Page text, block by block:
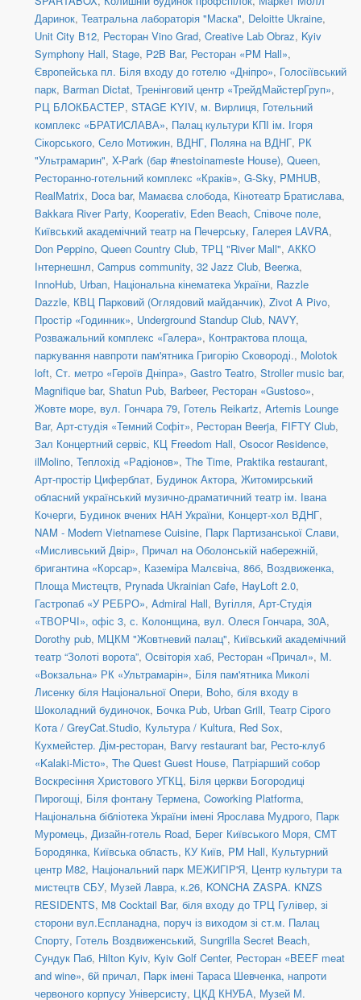
Даринок, Театральна лабораторія "Маска", Deloitte Ukraine,
Unit City B12, Ресторан Vino Grad, Creative Lab Obraz, Kyiv
Symphony Hall, Stage, P2B Bar, Ресторан «PM Hall»,
Європейська пл. Біля входу до готелю «Дніпро», Голосіївський
парк, Barman Dictat, Тренінговий центр «ТрейдМайстерГруп»,
РЦ БЛОКБАСТЕР, STAGE KYIV, м. Вирлиця, Готельний
комплекс «БРАТИСЛАВА», Палац культури КПІ ім. Ігоря
Сікорського, Село Мотижин, ВДНГ, Поляна на ВДНГ, РК
"Ультрамарин", X-Park (бар #nestoinameste House), Queen,
Ресторанно-готельний комплекс «Краків», G-Sky, PMHUB,
RealMatrix, Doca bar, Мамаєва слобода, Кінотеатр Братислава,
Bakkara River Party, Kooperativ, Eden Beach, Співоче поле,
Київський академічний театр на Печерську, Галерея LAVRA,
Don Peppino, Queen Country Club, ТРЦ "River Mall", АККО
Інтернешнл, Campus community, 32 Jazz Club, Beerжа,
InnoHub, Urban, Національна кінематека України, Razzle
Dazzle, КВЦ Парковий (Оглядовий майданчик), Zivot A Pivo,
Простір «Годинник», Underground Standup Club, NAVY,
Розважальний комплекс «Галера», Контрактова площа,
паркування навпроти пам'ятника Григорію Сковороді., Molotok
loft, Ст. метро «Героїв Дніпра», Gastro Teatro, Stroller music bar,
Magnifique bar, Shatun Pub, Barbeer, Ресторан «Gustoso»,
Жовте море, вул. Гончара 79, Готель Reikartz, Artemis Lounge
Bar, Арт-студія «Темний Софіт», Ресторан Beerja, FIFTY Club,
Зал Концертний сервіс, КЦ Freedom Hall, Osocor Residence,
ilMolino, Теплохід «Радіонов», The Time, Praktika restaurant,
Арт-простір Циферблат, Будинок Актора, Житомирський
обласний український музично-драматичний театр ім. Івана
Кочерги, Будинок вчених НАН України, Концерт-хол ВДНГ,
NAM - Modern Vietnamese Cuisine, Парк Партизанської Слави,
«Мисливський Двір», Причал на Оболонській набережній,
бригантина «Корсар», Каземіра Малєвіча, 86б, Воздвиженка,
Площа Мистецтв, Prynada Ukrainian Cafe, HayLoft 2.0,
Гастропаб «У РЕБРО», Admiral Hall, Вугілля, Арт-Студія
«ТВОРЧІ», офіс 3, с. Колонщина, вул. Олеся Гончара, 30А,
Dorothy pub, МЦКМ "Жовтневий палац", Київський академічний
театр “Золоті ворота”, Освіторія хаб, Ресторан «Причал», М.
«Вокзальна» РК «Ультрамарін», Біля пам'ятника Миколі
Лисенку біля Національної Опери, Boho, біля входу в
Шоколадний будиночок, Бочка Pub, Urban Grill, Театр Сірого
Кота / GreyCat.Studio, Культура / Kultura, Red Sox,
Кухмейстер. Дім-ресторан, Barvy restaurant bar, Ресто-клуб
«Kalaki-Місто», The Quest Guest House, Патріарший собор
Воскресіння Христового УГКЦ, Біля церкви Богородиці
Пирогощі, Біля фонтану Термена, Coworking Platforma,
Національна бібліотека України імені Ярослава Мудрого, Парк
Муромець, Дизайн-готель Road, Берег Київського Моря, СМТ
Бородянка, Київська область, КУ Київ, PM Hall, Культурний
центр М82, Національний парк МЕЖИГІР'Я, Центр культури та
мистецтв СБУ, Музей Лавра, к.26, KONCHA ZASPA. KNZS
RESIDENTS, M8 Cocktail Bar, біля входу до ТРЦ Гулівер, зі
сторони вул.Еспланадна, поруч із виходом зі ст.м. Палац
Спорту, Готель Воздвиженський, Sungrilla Secret Beach,
Сундук Паб, Hilton Kyiv, Kyiv Golf Center, Ресторан «BEEF meat
and wine», 6й причал, Парк імені Тараса Шевченка, напроти
червоного корпусу Універсисту, ЦКД КНУБА, Музей М.